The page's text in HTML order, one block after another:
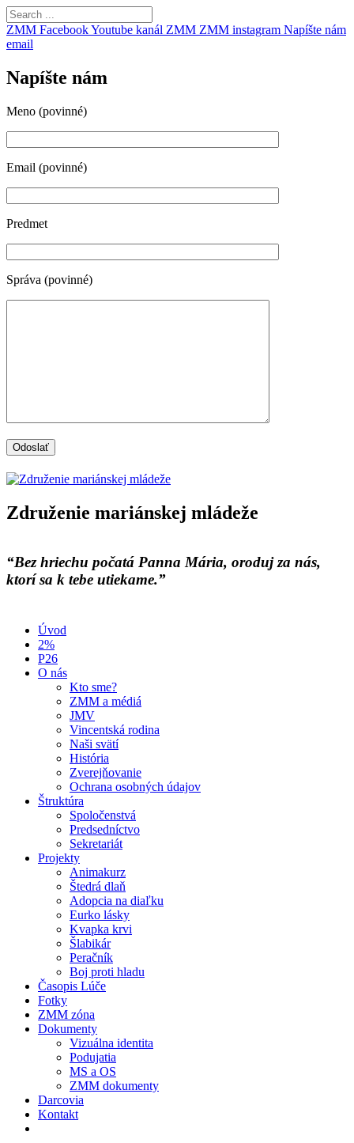
ZMM FacebookYoutube kanál ZMM ZMM instagram Napíšte nám
email
Napíšte nám
Meno (povinné)
Email (povinné)
Predmet
Správa (povinné)
Združenie mariánskej mládeže
“Bez hriechu počatá Panna Mária, oroduj za nás,
ktorí sa k tebe utiekame.”
Úvod
2%
P26
O nás
Kto sme?
ZMM a médiá
JMV
Vincentská rodina
Naši svätí
História
Zverejňovanie
Ochrana osobných údajov
Štruktúra
Spoločenstvá
Predsedníctvo
Sekretariát
Projekty
Animakurz
Štedrá dlaň
Adopcia na diaľku
Eurko lásky
Kvapka krvi
Šlabikár
Peračník
Boj proti hladu
Časopis Lúče
Fotky
ZMM zóna
Dokumenty
Vizuálna identita
Podujatia
MS a OS
ZMM dokumenty
Darcovia
Kontakt